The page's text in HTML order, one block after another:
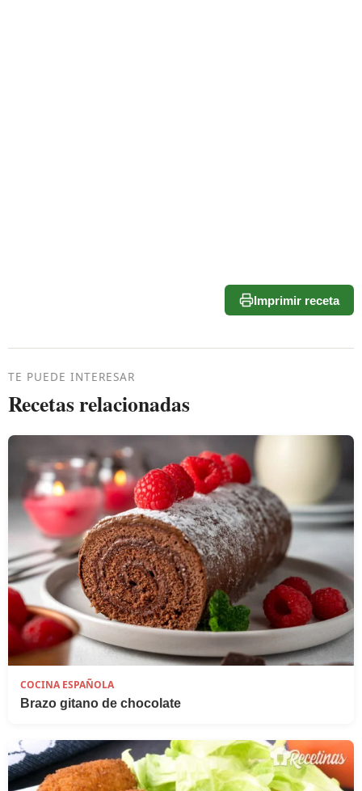
Imprimir receta
TE PUEDE INTERESAR
Recetas relacionadas
COCINA ESPAÑOLA
Brazo gitano de chocolate